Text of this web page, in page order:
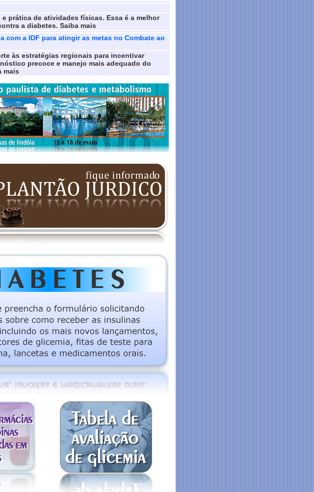
prática de atividades físicas. Essa é a melhor
a diabetes. Saiba mais
com a IDF para atingir as metas no Combate ao
às estratégias regionais para incentivar
precoce e manejo mais adequado do
mais